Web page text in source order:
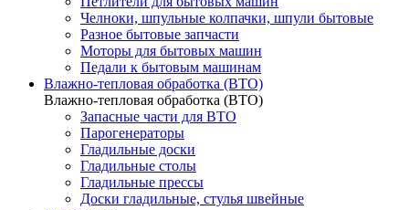
Челноки, шпульные колпачки, шпули бытовые
Разное бытовые запчасти
Моторы для бытовых машин
Педали к бытовым машинам
Влажно-тепловая обработка (ВТО)
Влажно-тепловая обработка (ВТО)
Запасные части для ВТО
Парогенераторы
Гладильные доски
Гладильные столы
Гладильные прессы
Доски гладильные, стулья швейные